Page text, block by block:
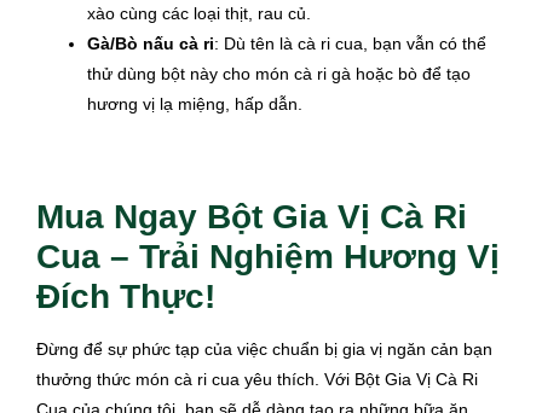
xào cùng các loại thịt, rau củ.
Gà/Bò nấu cà ri: Dù tên là cà ri cua, bạn vẫn có thể
thử dùng bột này cho món cà ri gà hoặc bò để tạo
hương vị lạ miệng, hấp dẫn.
Mua Ngay Bột Gia Vị Cà Ri
Cua – Trải Nghiệm Hương Vị
Đích Thực!
Đừng để sự phức tạp của việc chuẩn bị gia vị ngăn cản bạn
thưởng thức món cà ri cua yêu thích. Với Bột Gia Vị Cà Ri